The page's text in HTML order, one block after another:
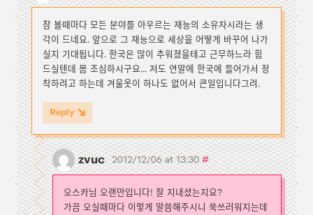
참 볼때마다 모든 분야를 아우르는 재능의 소유자시라는 생
각이 드네요. 앞으로 그 재능으로 세상을 어떻게 바꾸어 나가
실지 기대됩니다. 한국은 많이 추워졌을테고 근무하느라 힘
드실텐데 몸 조심하시구요... 저도 연말에 한국에 들어가서 정
착하려고 하는데 겨울옷이 하나도 없어서 큰일입니다그려.
Reply
zvuc 2012/12/06 at 13:30#
오스카님 오랜만입니다! 잘 지내셨는지요?
가끔 오실때마다 이렇게 말씀해주시니 쑥쓰러워지는데